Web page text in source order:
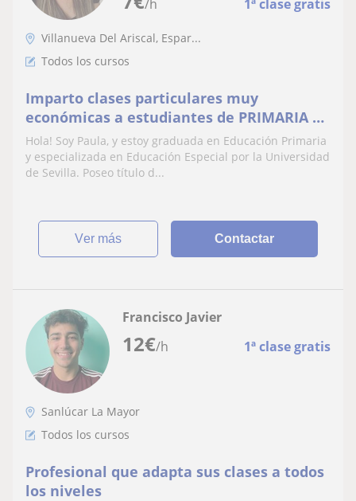
/h 1ª clase gratis
Villanueva Del Ariscal, Espar...
Todos los cursos
Imparto clases particulares muy
económicas a estudiantes de PRIMARIA y
1 y 2 curso de la ESO
Hola! Soy Paula, y estoy graduada en Educación Primaria
y especializada en Educación Especial por la Universidad
de Sevilla. Poseo título d...
ver más Contactar
12€/h 1ª clase gratis
Francisco Javier
Sanlúcar La Mayor
Todos los cursos
Profesional que adapta sus clases a todos
los niveles